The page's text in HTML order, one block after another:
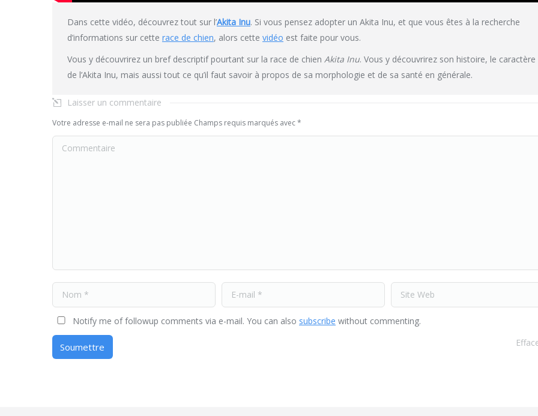
Dans cette vidéo, découvrez tout sur l’Akita Inu. Si vous pensez adopter un Akita Inu, et que vous êtes à la recherche
d’informations sur cette race de chien, alors cette vidéo est faite pour vous.
Vous y découvrirez un bref descriptif pourtant sur la race de chien Akita Inu. Vous y découvrirez son histoire, le caractère
de l’Akita Inu, mais aussi tout ce qu’il faut savoir à propos de sa morphologie et de sa santé en générale.
Laisser un commentaire
Votre adresse e-mail ne sera pas publiée Champs requis marqués avec*
Commentaire
Nom * E-mail * Site Web
Notify me of followup comments via e-mail. You can also subscribe without commenting.
Soumettre